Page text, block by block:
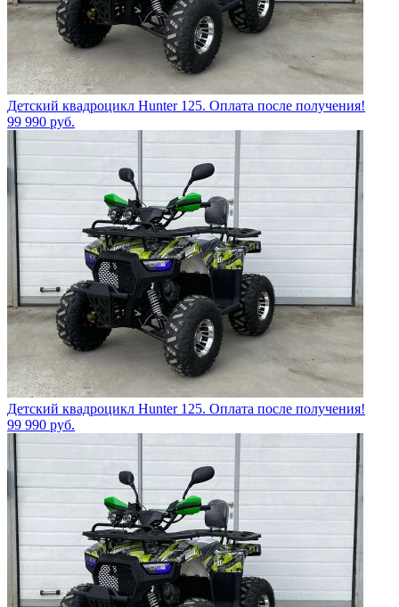
Детский квадроцикл Hunter 125. Оплата после получения!
99 990 руб.
Детский квадроцикл Hunter 125. Оплата после получения!
99 990 руб.